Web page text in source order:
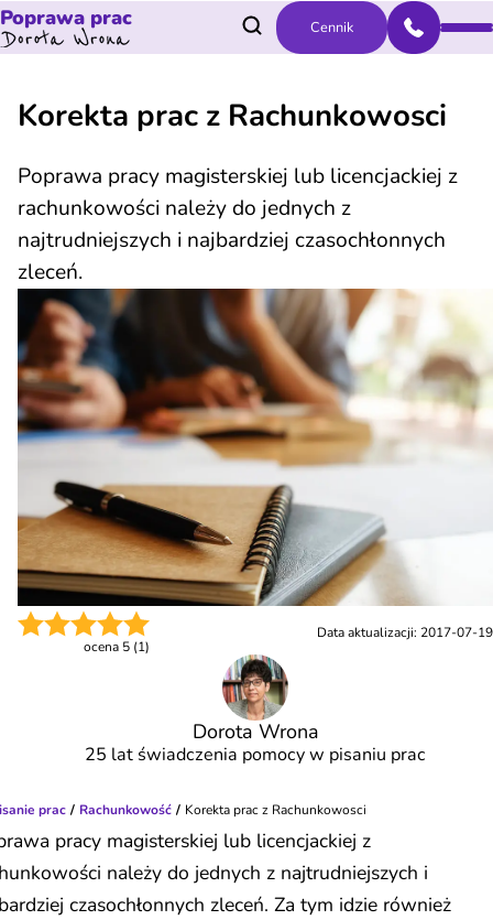
Poprawa prac Cennik
Korekta prac z Rachunkowosci
Poprawa pracy magisterskiej lub licencjackiej z
rachunkowości należy do jednych z
najtrudniejszych i najbardziej czasochłonnych
zleceń.
Dorota Wrona
25 lat świadczenia pomocy w pisaniu prac
ocena 5 (1)
Data aktualizacji: 2017-07-19
prac Rachunkowość Korekta prac z Rachunkowosci
pracy magisterskiej lub licencjackiej z
należy do jednych z najtrudniejszych i
czasochłonnych zleceń. Za tym idzie również